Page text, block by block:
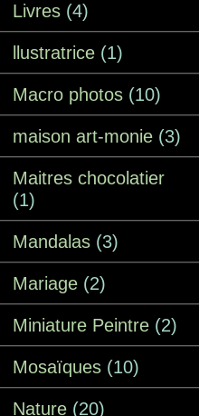
Livres (4)
llustratrice (1)
Macro photos (10)
maison art-monie (3)
Maitres chocolatier
(1)
Mandalas (3)
Mariage (2)
Miniature Peintre (2)
Mosaïques (10)
Nature (20)